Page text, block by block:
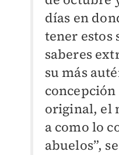
días en
tener estos
saberes
su más
original, el
a como lo
abuelos”,